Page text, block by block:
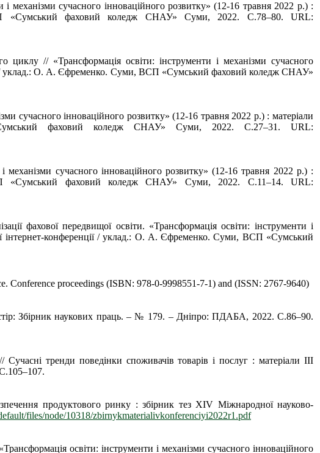
механізми сучасного інноваційного розвитку» (12-16 травня 2022 р.) :
«Сумський фаховий коледж СНАУ» Суми, 2022. С.78–80. URL:
// «Трансформація освіти: інструменти і механізми сучасного
/ уклад.: О. А. Єфременко. Суми, ВСП «Сумський фаховий коледж СНАУ»
сучасного інноваційного розвитку» (12-16 травня 2022 р.) : матеріали
фаховий коледж СНАУ» Суми, 2022. С.27–31. URL:
сучасного інноваційного розвитку» (12-16 травня 2022 р.) :
«Сумський фаховий коледж СНАУ» Суми, 2022. С.11–14. URL:
фахової передвищої освіти. «Трансформація освіти: інструменти і
інтернет-конференції / уклад.: О. А. Єфременко. Суми, ВСП «Сумський
Conference proceedings (ISBN: 978-0-9998551-7-1) and (ISSN: 2767-9640)
Збірник наукових праць. – № 179. – Дніпро: ПДАБА, 2022. С.86–90.
тренди поведінки споживачів товарів і послуг : матеріали ІІІ
продуктового ринку : збірник тез ХIV Міжнародної науково-
files/node/10318/zbirnykmaterialivkonferenciyi2022r1.pdf
освіти: інструменти і механізми сучасного інноваційного